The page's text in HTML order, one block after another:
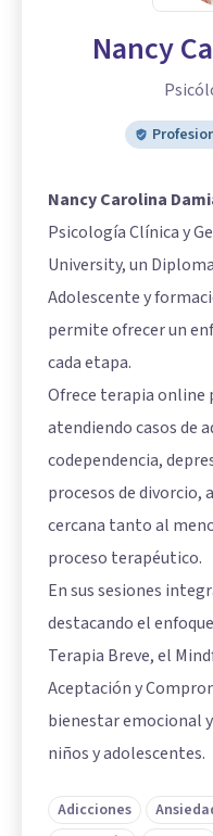
Nancy
Nancy Carolina
Psicología Clínica y
University, un
Adolescente y
permite ofrecer un
cada etapa.
Ofrece terapia online
atendiendo casos de
codependencia,
procesos de divorcio,
cercana tanto al
proceso terapéutico.
En sus sesiones
destacando el
Terapia Breve, el
Aceptación y
bienestar emocional
niños y adolescentes.
Adicciones